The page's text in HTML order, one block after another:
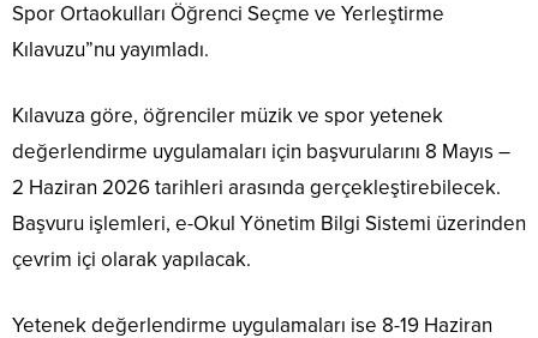
Spor Ortaokulları Öğrenci Seçme ve Yerleştirme
Kılavuzu”nu yayımladı.
Kılavuza göre, öğrenciler müzik ve spor yetenek
değerlendirme uygulamaları için başvurularını 8 Mayıs –
2 Haziran 2026 tarihleri arasında gerçekleştirebilecek.
Başvuru işlemleri, e-Okul Yönetim Bilgi Sistemi üzerinden
çevrim içi olarak yapılacak.
Yetenek değerlendirme uygulamaları ise 8-19 Haziran